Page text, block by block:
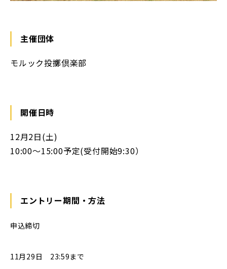
主催団体
モルック投擲倶楽部
開催日時
12月2日(土)
10:00〜15:00予定(受付開始9:30）
エントリー期間・方法
申込締切
11月29 日 23:59まで